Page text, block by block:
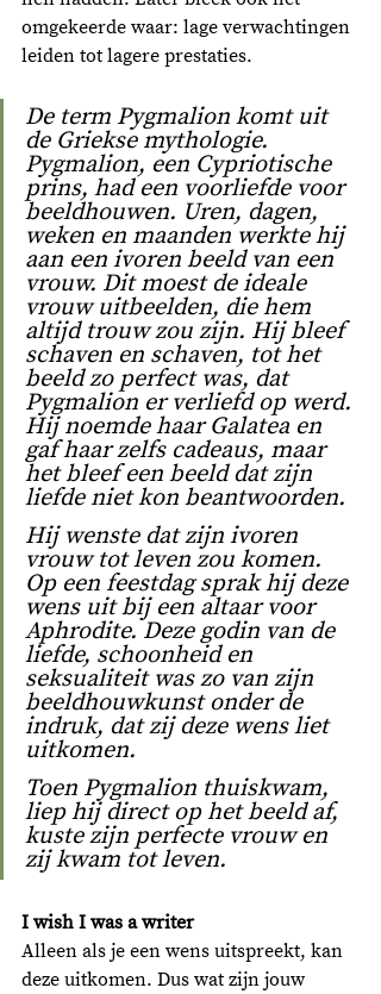
omgekeerde waar: lage verwachtingen
leiden tot lagere prestaties.
De term Pygmalion komt uit
de Griekse mythologie.
Pygmalion, een Cypriotische
prins, had een voorliefde voor
beeldhouwen. Uren, dagen,
weken en maanden werkte hij
aan een ivoren beeld van een
vrouw. Dit moest de ideale
vrouw uitbeelden, die hem
altijd trouw zou zijn. Hij bleef
schaven en schaven, tot het
beeld zo perfect was, dat
Pygmalion er verliefd op werd.
Hij noemde haar Galatea en
gaf haar zelfs cadeaus, maar
het bleef een beeld dat zijn
liefde niet kon beantwoorden.
Hij wenste dat zijn ivoren
vrouw tot leven zou komen.
Op een feestdag sprak hij deze
wens uit bij een altaar voor
Aphrodite. Deze godin van de
liefde, schoonheid en
seksualiteit was zo van zijn
beeldhouwkunst onder de
indruk, dat zij deze wens liet
uitkomen.
Toen Pygmalion thuiskwam,
liep hij direct op het beeld af,
kuste zijn perfecte vrouw en
zij kwam tot leven.
I wish I was a writer
Alleen als je een wens uitspreekt, kan
deze uitkomen. Dus wat zijn jouw